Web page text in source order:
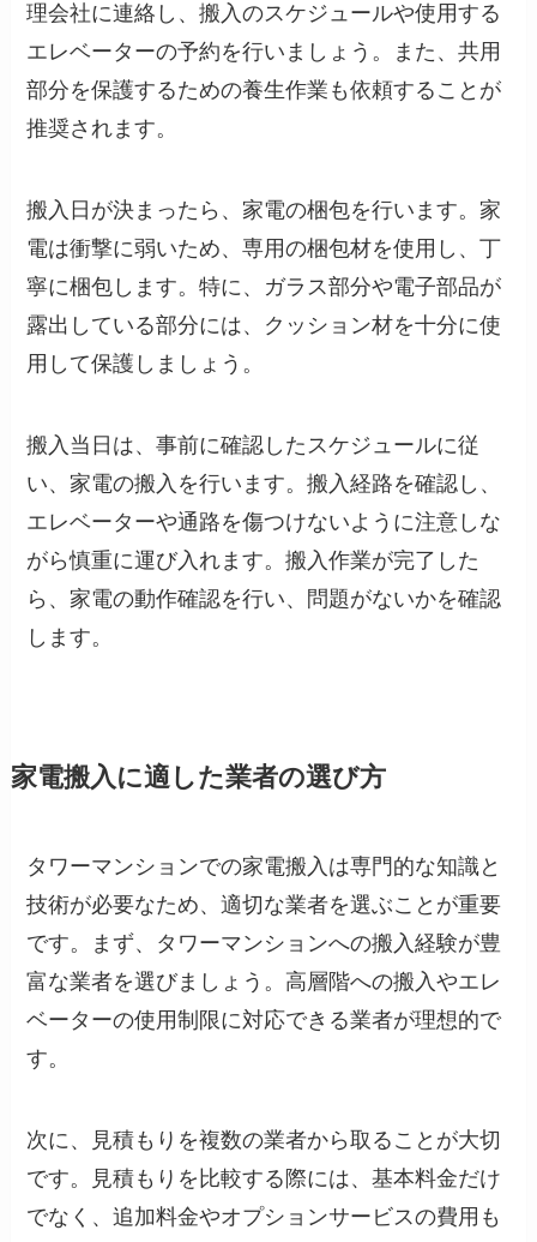
理会社に連絡し、搬入のスケジュールや使用する
エレベーターの予約を行いましょう。また、共用
部分を保護するための養生作業も依頼することが
推奨されます。
搬入日が決まったら、家電の梱包を行います。家
電は衝撃に弱いため、専用の梱包材を使用し、丁
寧に梱包します。特に、ガラス部分や電子部品が
露出している部分には、クッション材を十分に使
用して保護しましょう。
搬入当日は、事前に確認したスケジュールに従
い、家電の搬入を行います。搬入経路を確認し、
エレベーターや通路を傷つけないように注意しな
がら慎重に運び入れます。搬入作業が完了した
ら、家電の動作確認を行い、問題がないかを確認
します。
家電搬入に適した業者の選び方
タワーマンションでの家電搬入は専門的な知識と
技術が必要なため、適切な業者を選ぶことが重要
です。まず、タワーマンションへの搬入経験が豊
富な業者を選びましょう。高層階への搬入やエレ
ベーターの使用制限に対応できる業者が理想的で
す。
次に、見積もりを複数の業者から取ることが大切
です。見積もりを比較する際には、基本料金だけ
でなく、追加料金やオプションサービスの費用も